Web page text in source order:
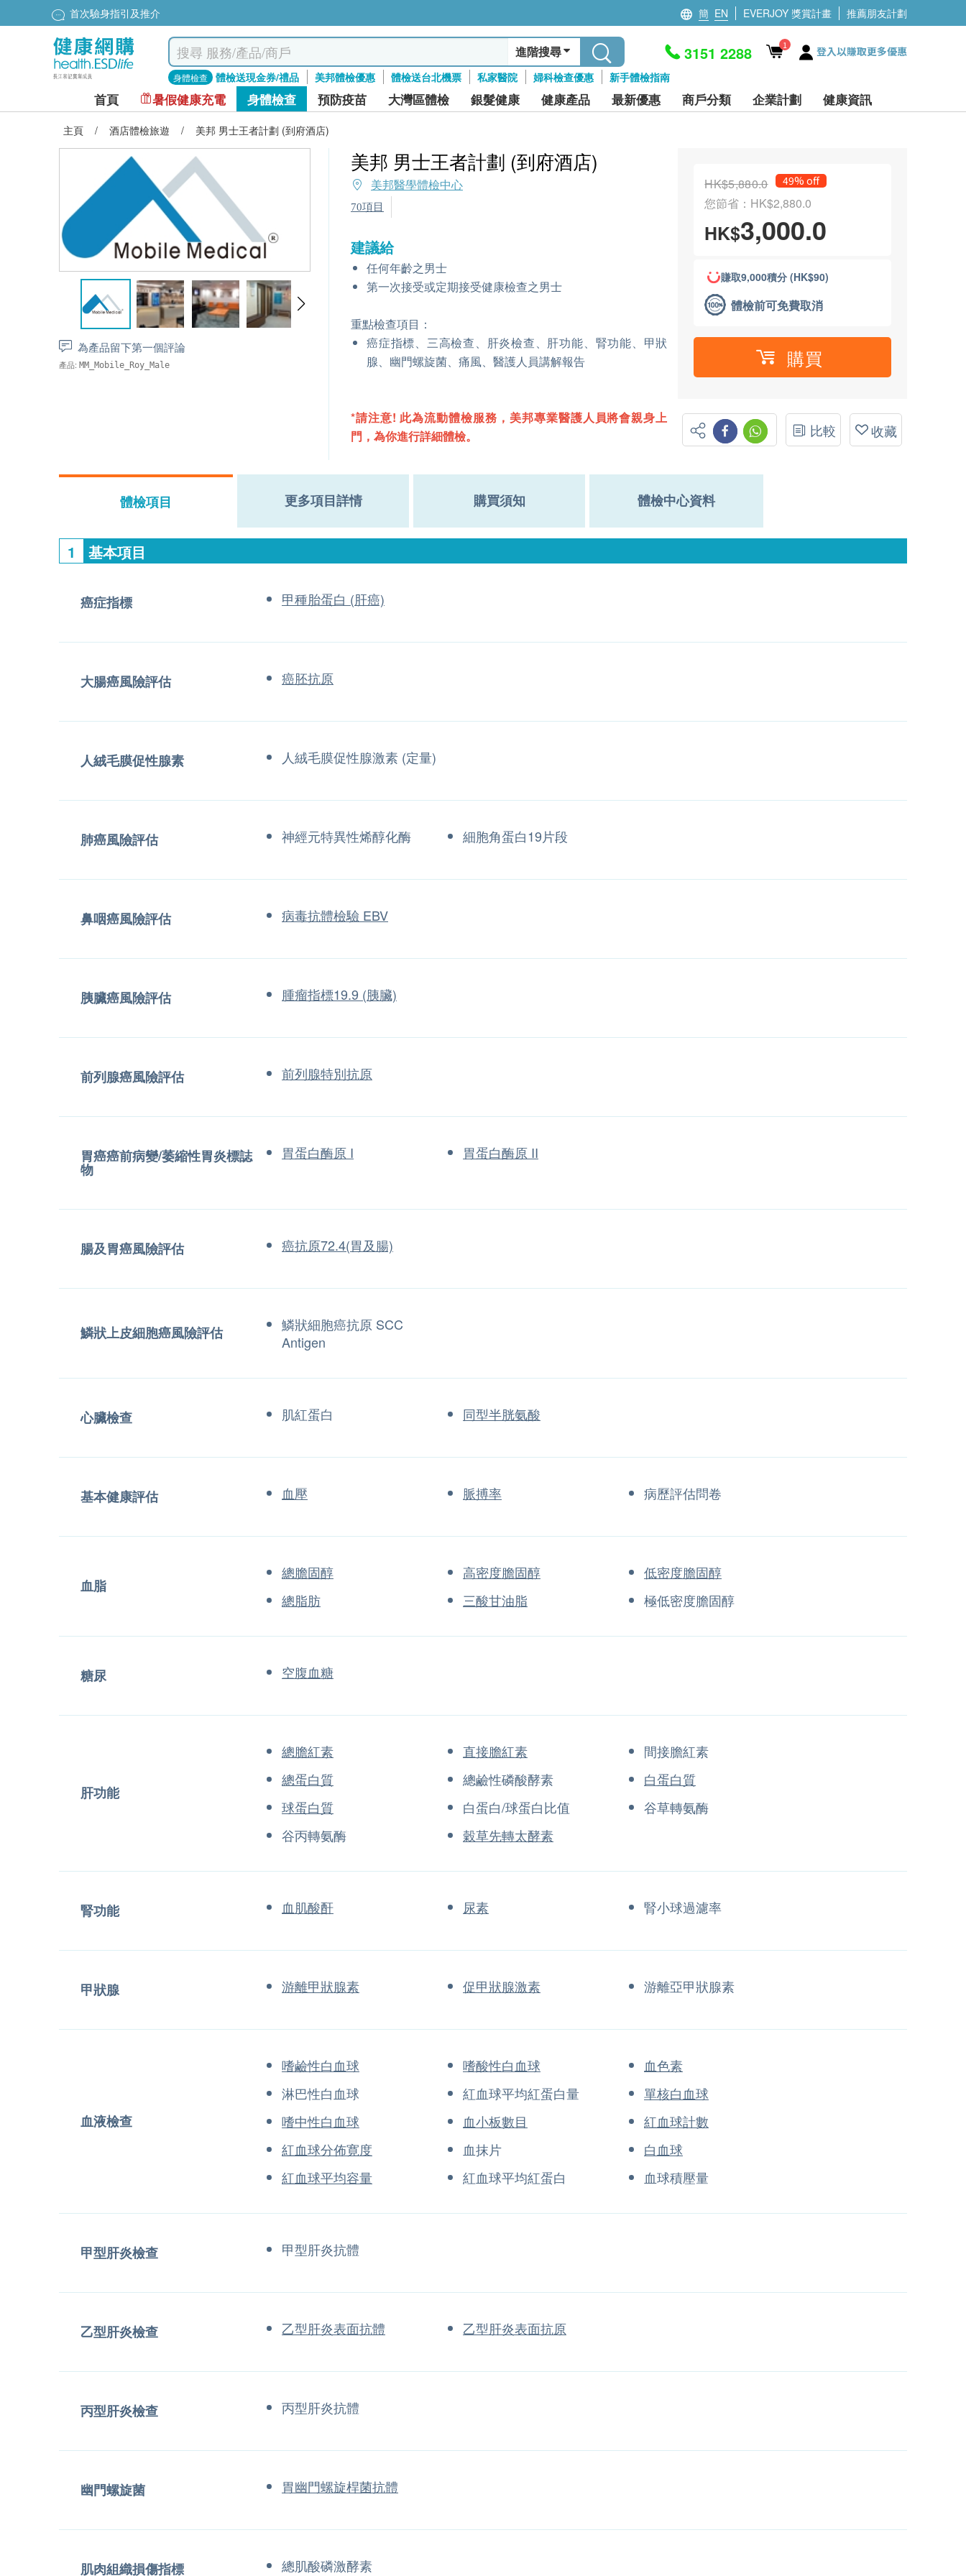
首次驗身指引及推介 簡 EN EVERJOY 獎賞計畫 推薦朋友計劃
進階搜尋
身體檢查 體檢送現金券/禮品 美邦體檢優惠 體檢送台北機票 私家醫院 婦科檢查優惠 新手體檢指南
3151 2288 1 登入以賺取更多優惠
首頁 暑假健康充電 身體檢查 預防疫苗 大灣區體檢 銀髮健康 健康產品 最新優惠 商戶分類 企業計劃 健康資訊
主頁 / 酒店體檢旅遊 / 美邦 男士王者計劃 (到府酒店)
為產品留下第一個評論
產品: MM_Mobile_Roy_Male
美邦 男士王者計劃 (到府酒店)
美邦醫學體檢中心
70項目
建議給
任何年齡之男士
第一次接受或定期接受健康檢查之男士
重點檢查項目：
癌症指標、三高檢查、肝炎檢查、肝功能、腎功能、甲狀
腺、幽門螺旋菌、痛風、醫護人員講解報告
*請注意! 此為流動體檢服務，美邦專業醫護人員將會親身上
門，為你進行詳細體檢。
HK$5,880.0 49% off
您節省：HK$2,880.0
HK$3,000.0
賺取9,000積分 (HK$90)
體檢前可免費取消
購買
比較 收藏
體檢項目 更多項目詳情 購買須知 體檢中心資料
1 基本項目
癌症指標 甲種胎蛋白 (肝癌)
大腸癌風險評估 癌胚抗原
人絨毛膜促性腺素 人絨毛膜促性腺激素 (定量)
肺癌風險評估 神經元特異性烯醇化酶 細胞角蛋白19片段
鼻咽癌風險評估 病毒抗體檢驗 EBV
胰臟癌風險評估 腫瘤指標19.9 (胰臟)
前列腺癌風險評估 前列腺特別抗原
胃癌癌前病變/萎縮性胃炎標誌
物
胃蛋白酶原 I 胃蛋白酶原 II
腸及胃癌風險評估 癌抗原72.4(胃及腸)
鱗狀上皮細胞癌風險評估
鱗狀細胞癌抗原 SCC
Antigen
心臟檢查 肌紅蛋白 同型半胱氨酸
基本健康評估 血壓 脈搏率 病歷評估問卷
血脂
總膽固醇 高密度膽固醇
低密度膽固醇
總脂肪
三酸甘油脂 極低密度膽固醇
糖尿 空腹血糖
肝功能
總膽紅素 直接膽紅素
間接膽紅素
總蛋白質
總鹼性磷酸酵素
白蛋白質
球蛋白質
白蛋白/球蛋白比值
谷草轉氨酶
谷丙轉氨酶
穀草先轉太酵素
腎功能 血肌酸酐 尿素 腎小球過濾率
甲狀腺 游離甲狀腺素 促甲狀腺激素 游離亞甲狀腺素
血液檢查
嗜鹼性白血球 嗜酸性白血球
血色素
淋巴性白血球
紅血球平均紅蛋白量
單核白血球
嗜中性白血球
血小板數目
紅血球計數
紅血球分佈寛度
血抹片
白血球
紅血球平均容量
紅血球平均紅蛋白 血球積壓量
甲型肝炎檢查 甲型肝炎抗體
乙型肝炎檢查 乙型肝炎表面抗體 乙型肝炎表面抗原
丙型肝炎檢查 丙型肝炎抗體
幽門螺旋菌 胃幽門螺旋桿菌抗體
肌肉組織損傷指標 總肌酸磷激酵素